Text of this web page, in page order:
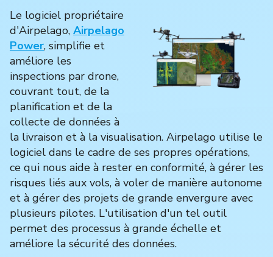
Le logiciel propriétaire
d'Airpelago, Airpelago
Power, simplifie et
améliore les
inspections par drone,
couvrant tout, de la
planification et de la
collecte de données à
la livraison et à la visualisation. Airpelago utilise le
logiciel dans le cadre de ses propres opérations,
ce qui nous aide à rester en conformité, à gérer les
risques liés aux vols, à voler de manière autonome
et à gérer des projets de grande envergure avec
plusieurs pilotes. L'utilisation d'un tel outil
permet des processus à grande échelle et
améliore la sécurité des données.